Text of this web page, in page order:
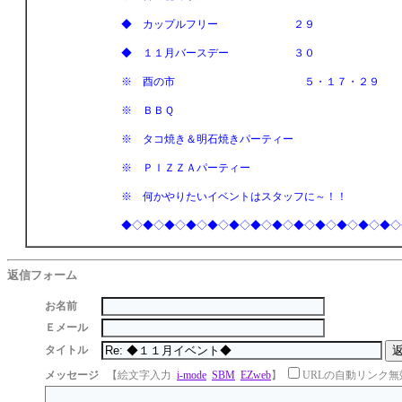
◆ カップルフリー ２９
◆ １１月バースデー ３０
※ 酉の市 ５・１７・２９
※ ＢＢＱ
※ タコ焼き＆明石焼きパーティー
※ ＰＩＺＺＡパーティー
※ 何かやりたいイベントはスタッフに～！！
返信フォーム
お名前
Ｅメール
タイトル
メッセージ
【絵文字入力 i-mode SBM EZweb】 URLの自動リンク無